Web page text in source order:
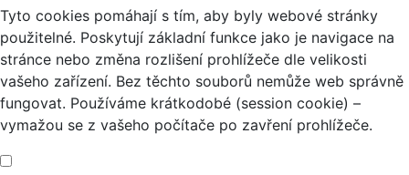
Tyto cookies pomáhají s tím, aby byly webové stránky
použitelné. Poskytují základní funkce jako je navigace na
stránce nebo změna rozlišení prohlížeče dle velikosti
vašeho zařízení. Bez těchto souborů nemůže web správně
fungovat. Používáme krátkodobé (session cookie) –
vymažou se z vašeho počítače po zavření prohlížeče.